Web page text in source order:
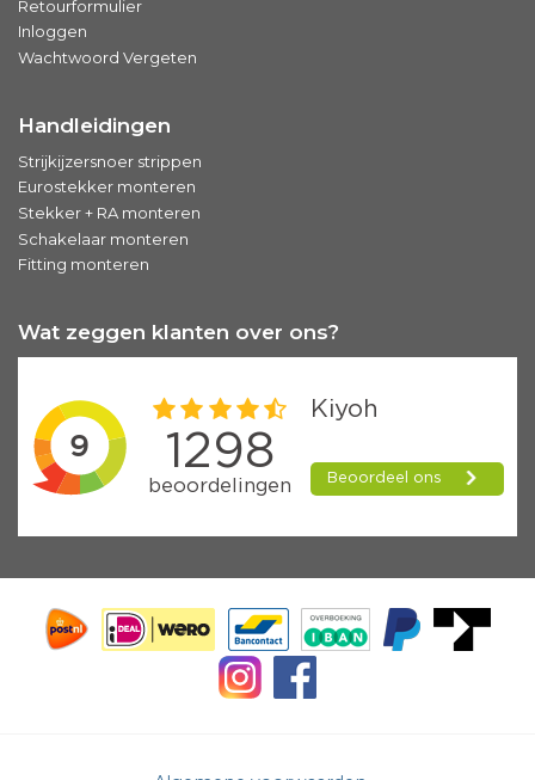
Retourformulier
Inloggen
Wachtwoord Vergeten
Handleidingen
Strijkijzersnoer strippen
Eurostekker monteren
Stekker + RA monteren
Schakelaar monteren
Fitting monteren
Wat zeggen klanten over ons?